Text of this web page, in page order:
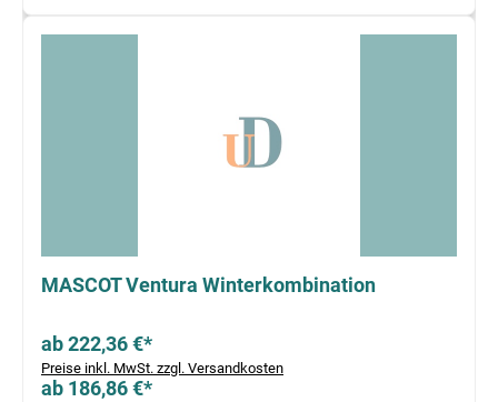
MASCOT Ventura Winterkombination
ab 222,36 €*
Preise inkl. MwSt. zzgl. Versandkosten
ab 186,86 €*